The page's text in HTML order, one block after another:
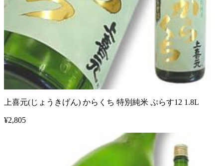
上喜元(じょうきげん) からくち 特別純米 ぷらす12 1.8L
¥2,805